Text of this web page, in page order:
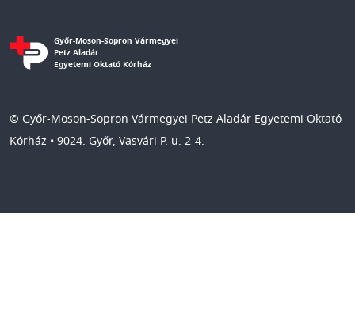
Győr-Moson-Sopron Vármegyei
Petz Aladár
Egyetemi Oktató Kórház
© Győr-Moson-Sopron Vármegyei Petz Aladár Egyetemi Oktató
Kórház • 9024. Győr, Vasvári P. u. 2-4.